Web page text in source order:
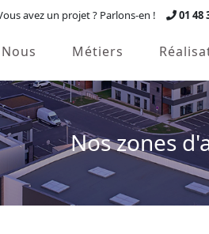
avez un projet ? Parlons-en ! 01 48
Nous Métiers
Nos zones